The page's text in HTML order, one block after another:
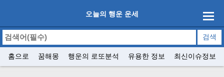
오늘의 행운 운세
홈으로 꿈해몽 행운의 로또분석 유용한 정보 최신이슈정보